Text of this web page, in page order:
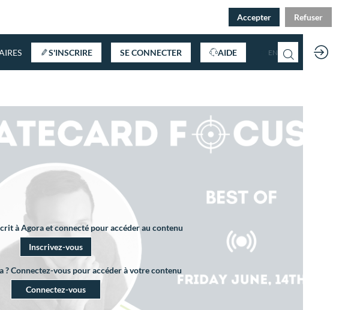
S'INSCRIRE SE CONNECTER AIDE EN
à Agora et connecté pour accéder au contenu
Inscrivez-vous
? Connectez-vous pour accéder à votre contenu
Connectez-vous
Accepter Refuser